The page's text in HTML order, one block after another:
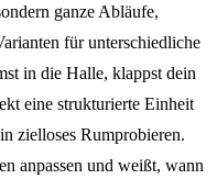
ganze Abläufe,
für unterschiedliche
in die Halle, klappst dein
eine strukturierte Einheit
zielloses Rumprobieren.
anpassen und weißt, wann